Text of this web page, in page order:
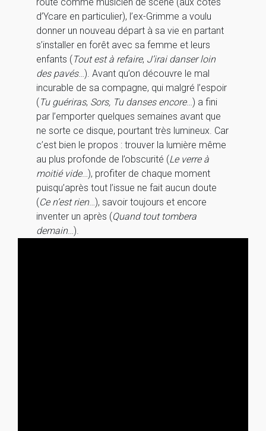
d’Ycare en particulier), l’ex-Grimme a voulu
donner un nouveau départ à sa vie en partant
s’installer en forêt avec sa femme et leurs
enfants (Tout est à refaire, J’irai danser loin
des pavés…). Avant qu’on découvre le mal
incurable de sa compagne, qui malgré l’espoir
(Tu guériras, Sors, Tu danses encore…) a fini
par l’emporter quelques semaines avant que
ne sorte ce disque, pourtant très lumineux. Car
c’est bien le propos : trouver la lumière même
au plus profonde de l’obscurité (Le verre à
moitié vide…), profiter de chaque moment
puisqu’après tout l’issue ne fait aucun doute
(Ce n’est rien…), savoir toujours et encore
inventer un après (Quand tout tombera
demain…).